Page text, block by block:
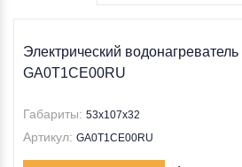
Электрический
GA0T1CE00RU
Габариты: 53х107х32
Артикул: GA0T1CE00RU